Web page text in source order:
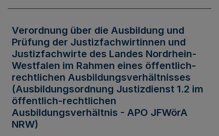
Verordnung über die Ausbildung und
Prüfung der Justizfachwirtinnen und
Justizfachwirte des Landes Nordrhein-
Westfalen im Rahmen eines öffentlich-
rechtlichen Ausbildungsverhältnisses
(Ausbildungsordnung Justizdienst 1.2 im
öffentlich-rechtlichen
Ausbildungsverhältnis - APO JFWörA
NRW)